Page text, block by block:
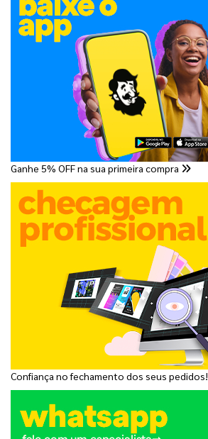
Ganhe 5% OFF na sua primeira compra
Confiança no fechamento dos seus pedidos!